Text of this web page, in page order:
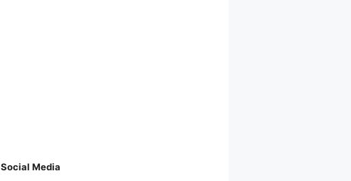
Social Media